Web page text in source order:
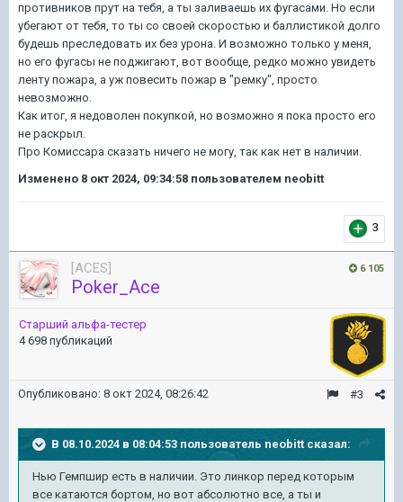
противников прут на тебя, а ты заливаешь их фугасами. Но если
убегают от тебя, то ты со своей скоростью и баллистикой долго
будешь преследовать их без урона. И возможно только у меня,
но его фугасы не поджигают, вот вообще, редко можно увидеть
ленту пожара, а уж повесить пожар в "ремку", просто
невозможно.
Как итог, я недоволен покупкой, но возможно я пока просто его
не раскрыл.
Про Комиссара сказать ничего не могу, так как нет в наличии.
Изменено 8 окт 2024, 09:34:58 пользователем neobitt
3
6 105
[ACES]
Poker_Ace
Старший альфа-тестер
4 698 публикаций
#3
Опубликовано: 8 окт 2024, 08:26:42
В 08.10.2024 в 08:04:53 пользователь neobitt сказал:
Нью Гемпшир есть в наличии. Это линкор перед которым
все катаются бортом, но вот абсолютно все, а ты и